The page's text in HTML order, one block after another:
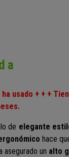
usado + + +
de elegante
hace
asegurado un alto